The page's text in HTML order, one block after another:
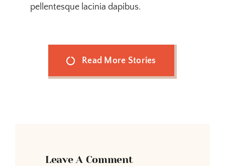
pellentesque lacinia dapibus.
Read More Stories
Leave A Comment